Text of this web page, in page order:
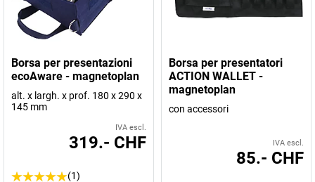
Borsa per presentazioni
ecoAware - magnetoplan
alt. x largh. x prof. 180 x 290 x
145 mm
IVA escl.
319.- CHF
(1)
Borsa per presentatori
ACTION WALLET -
magnetoplan
con accessori
IVA escl.
85.- CHF